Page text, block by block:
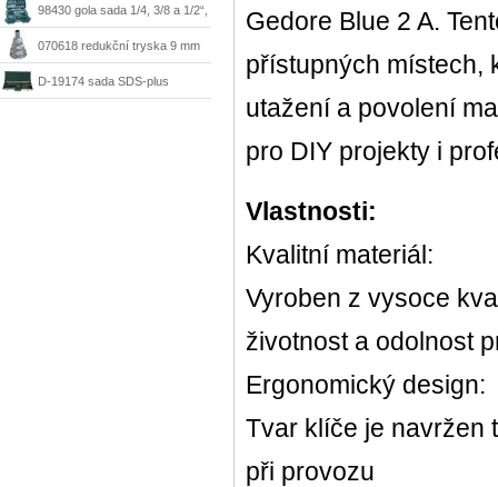
Bernzomatic
98430 gola sada 1/4, 3/8 a 1/2“,
215 dílů + kufr Mannesmann
070618 redukční tryska 9 mm
Steinel
D-19174 sada SDS-plus
Gedore Blue 2 A.
přístupných místech,
utažení a povolení
pro DIY projekty i
Vlastnosti:
Kvalitní materiál:
Vyroben z vysoce
životnost a odolnost
Ergonomický design:
Tvar klíče je navržen
při provozu